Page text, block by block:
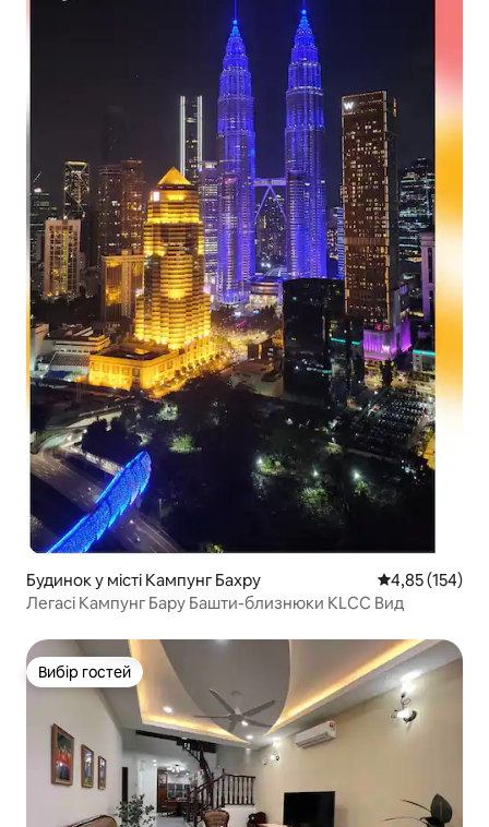
Будинок у місті Кампунг Бахру Середня
4,85 (154)
Легасі Кампунг Бару Башти-близнюки KLCC Вид
Вибір гостей
Вибір гостей